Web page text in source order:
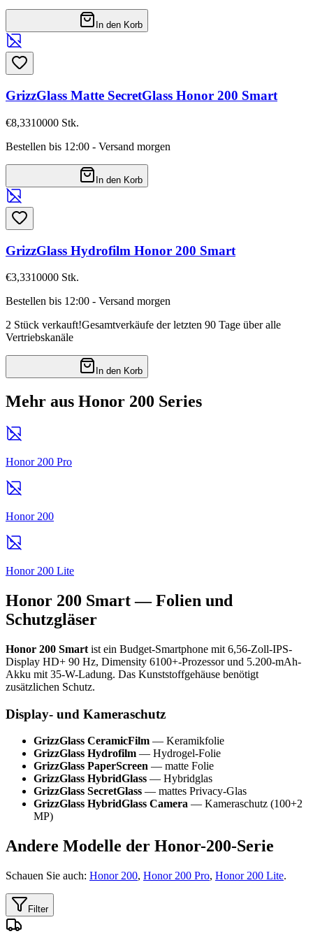
In den Korb
GrizzGlass Matte SecretGlass Honor 200 Smart
€8,3310000 Stk.
Bestellen bis 12:00 - Versand morgen
In den Korb
GrizzGlass Hydrofilm Honor 200 Smart
€3,3310000 Stk.
Bestellen bis 12:00 - Versand morgen
2 Stück verkauft!Gesamtverkäufe der letzten 90 Tage über alle
Vertriebskanäle
In den Korb
Mehr aus Honor 200 Series
Honor 200 Pro
Honor 200
Honor 200 Lite
Honor 200 Smart — Folien und
Schutzgläser
Honor 200 Smart ist ein Budget-Smartphone mit 6,56-Zoll-IPS-
Display HD+ 90 Hz, Dimensity 6100+-Prozessor und 5.200-mAh-
Akku mit 35-W-Ladung. Das Kunststoffgehäuse benötigt
zusätzlichen Schutz.
Display- und Kameraschutz
GrizzGlass CeramicFilm — Keramikfolie
GrizzGlass Hydrofilm — Hydrogel-Folie
GrizzGlass PaperScreen — matte Folie
GrizzGlass HybridGlass — Hybridglas
GrizzGlass SecretGlass — mattes Privacy-Glas
GrizzGlass HybridGlass Camera — Kameraschutz (100+2
MP)
Andere Modelle der Honor-200-Serie
Schauen Sie auch: Honor 200, Honor 200 Pro, Honor 200 Lite.
Filter